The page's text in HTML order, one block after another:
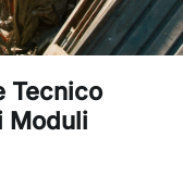
Tecnico
Moduli